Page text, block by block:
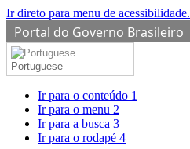
Ir direto para menu de acessibilidade.
Portal do Governo Brasileiro
Portuguese
Ir para o conteúdo 1
Ir para o menu 2
Ir para a busca 3
Ir para o rodapé 4